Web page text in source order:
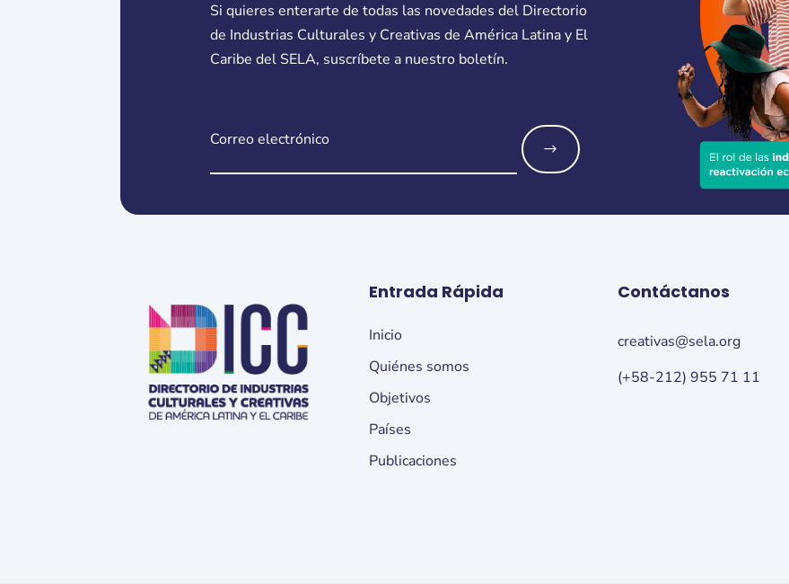
Si quieres enterarte de todas las novedades del Directorio
de Industrias Culturales y Creativas de América Latina y El
Caribe del SELA, suscríbete a nuestro boletín.
o
Entrada Rápida
Inicio
Quiénes somos
Objetivos
Países
Publicaciones
Contáctanos
creativas@sela.org
(+58-212) 955 71 11